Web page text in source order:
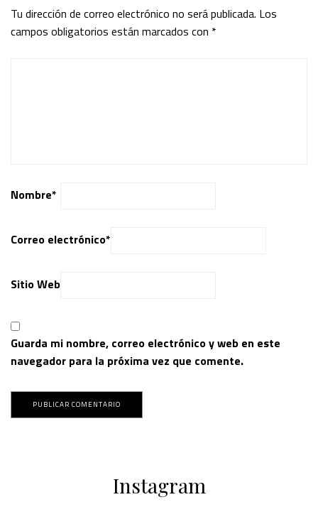
Tu dirección de correo electrónico no será publicada. Los
campos obligatorios están marcados con *
Nombre*
Correo electrónico*
Sitio Web
Guarda mi nombre, correo electrónico y web en este
navegador para la próxima vez que comente.
Instagram